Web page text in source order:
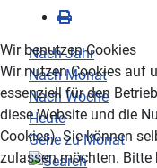
Nach Jahr
Nach Monat
Nach Woche
Heute
Gehe zu Monat
Wir benutzen Cookies
Wir nutzen Cookies auf
essenziell für den
diese Website und die
Cookies). Sie können
zulassen möchten. Bitte